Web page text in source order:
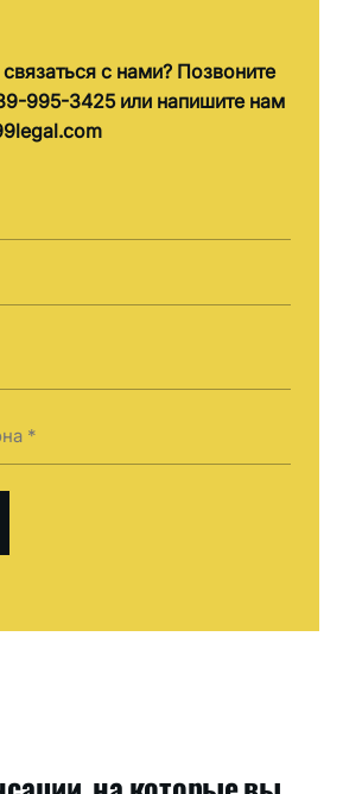
с нами? Позвоните
995-3425 или напишите нам